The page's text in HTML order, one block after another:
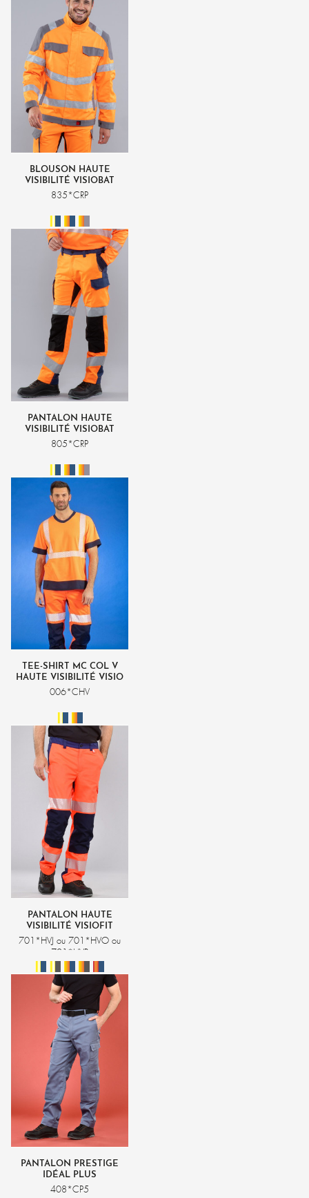
BLOUSON HAUTE
VISIBILITÉ VISIOBAT
835*CRP
PANTALON HAUTE
VISIBILITÉ VISIOBAT
805*CRP
TEE-SHIRT MC COL V
HAUTE VISIBILITÉ VISIO
MAILLE
006*CHV
PANTALON HAUTE
VISIBILITÉ VISIOFIT
HOMME
701*HVJ ou 701*HVO ou
701*HVR
PANTALON PRESTIGE
IDÉAL PLUS
408*CP5